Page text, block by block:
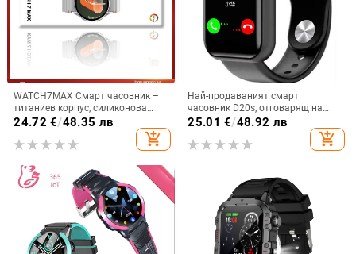
WATCH7MAX Смарт часовник –
титаниев корпус, силиконова
каишка, TFT дисплей, Bluetooth
сърдечната честота
24.72 €/48.35 лв
add_shopping_cart
Най-продаваният смарт
часовник D20s, отговарящ на
телефонни обаждания Y68
спортна гривна за разговори
Bluetooth спортен крачкомер
25.01 €/48.92 лв
add_shopping_cart